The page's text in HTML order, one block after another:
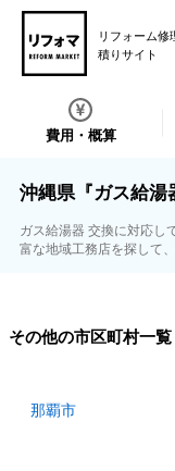
リフォーム修
積りサイト
費用・概算
沖縄県『ガス給
ガス給湯器 交換に対応し
富な地域工務店を探して
その他の市区町村一覧
那覇市